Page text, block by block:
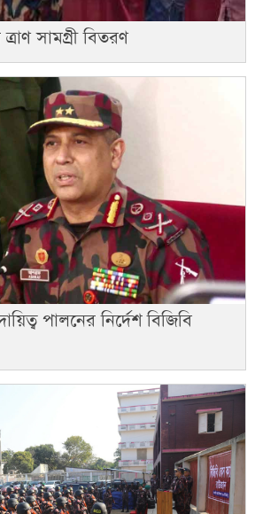
সামগ্রী বিতরণ
পালনের নির্দেশ বিজিবি